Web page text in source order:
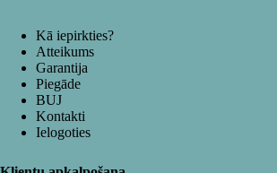
Kā iepirkties?
Atteikums
Garantija
Piegāde
BUJ
Kontakti
Ielogoties